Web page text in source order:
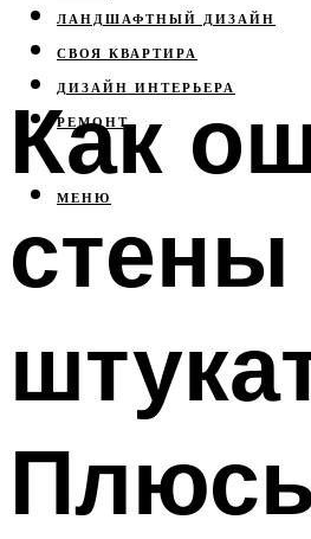
ЛАНДШАФТНЫЙ ДИЗАЙН
СВОЯ КВАРТИРА
ДИЗАЙН ИНТЕРЬЕРА
РЕМОНТ
МЕНЮ
Как